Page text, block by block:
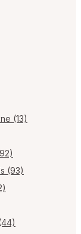
(13)
(93)